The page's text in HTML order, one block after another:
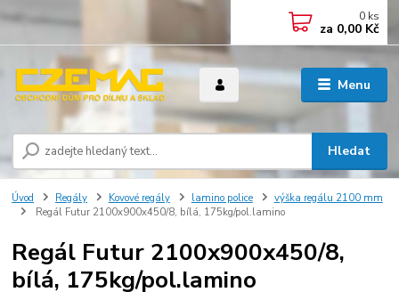
Menu
Hledat
0 ks
za 0,00 Kč
Úvod Regály Kovové regály lamino police
výška regálu 2100 mm
Regál Futur 2100x900x450/8, bílá, 175kg/pol.lamino
Regál Futur 2100x900x450/8,
bílá, 175kg/pol.lamino